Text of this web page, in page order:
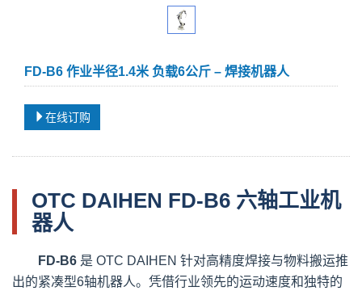
FD-B6 作业半径1.4米 负载6公斤 – 焊接机器人
在线订购
OTC DAIHEN FD-B6 六轴工业机
器人
FD-B6 是 OTC DAIHEN 针对高精度焊接与物料搬运推
出的紧凑型6轴机器人。凭借行业领先的运动速度和独特的